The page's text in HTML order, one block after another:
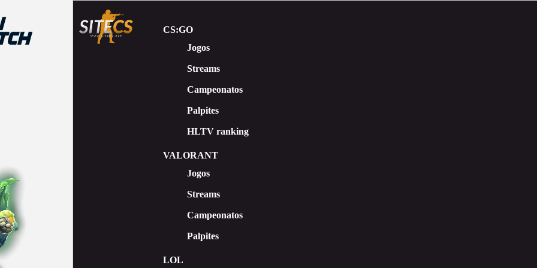
CS:GO
Jogos
Streams
Сampeonatos
Palpites
HLTV ranking
VALORANT
Jogos
Streams
Campeonatos
Palpites
LOL